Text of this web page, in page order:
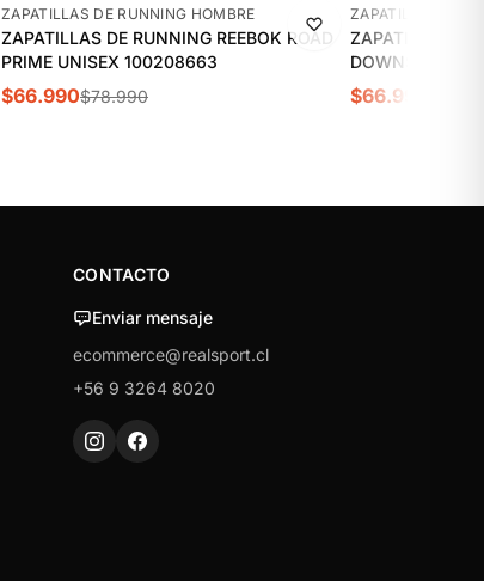
-15%
ZAPATILLAS DE RUNNING HOMBRE
ZAPATILLAS DE RUNNING REEBOK ROAD
PRIME UNISEX 100208663
$66.990$78.990
-11%
ZAPATILLAS DE
ZAPATILLAS DE
DOWNSHIFTER
$66.990
CONTACTO
Enviar mensaje
ecommerce@realsport.cl
+56 9 3264 8020